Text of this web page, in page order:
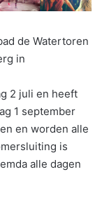
de Watertoren
in
2 juli en heeft
1 september
en worden alle
is
alle dagen